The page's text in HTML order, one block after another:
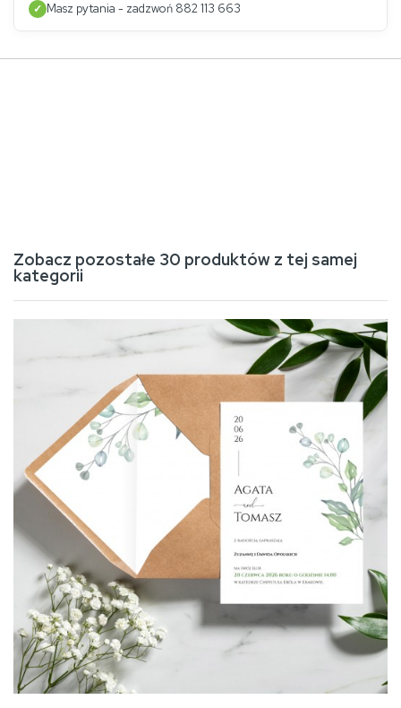
✓ Masz pytania - zadzwoń 882 113 663
Zobacz pozostałe 30 produktów z tej samej
kategorii